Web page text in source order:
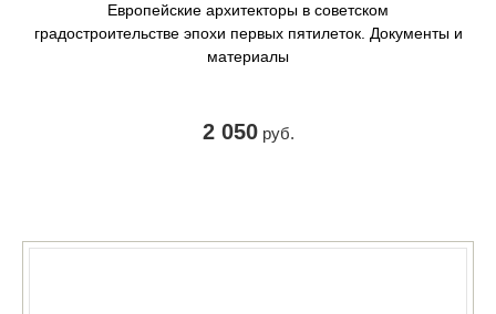
Европейские архитекторы в советском
градостроительстве эпохи первых пятилеток. Документы и
материалы
2 050руб.